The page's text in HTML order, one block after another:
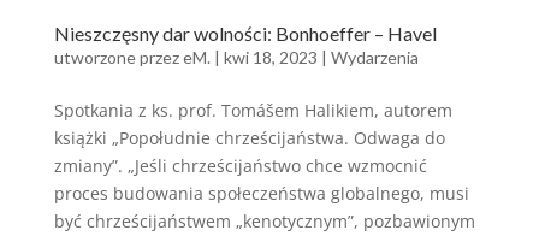
Nieszczęsny dar wolności: Bonhoeffer – Havel
utworzone przezeM. | kwi 18, 2023 | Wydarzenia
Spotkania z ks. prof. Tomášem Halikiem, autorem
książki „Popołudnie chrześcijaństwa. Odwaga do
zmiany”. „Jeśli chrześcijaństwo chce wzmocnić
proces budowania społeczeństwa globalnego, musi
być chrześcijaństwem „kenotycznym”, pozbawionym